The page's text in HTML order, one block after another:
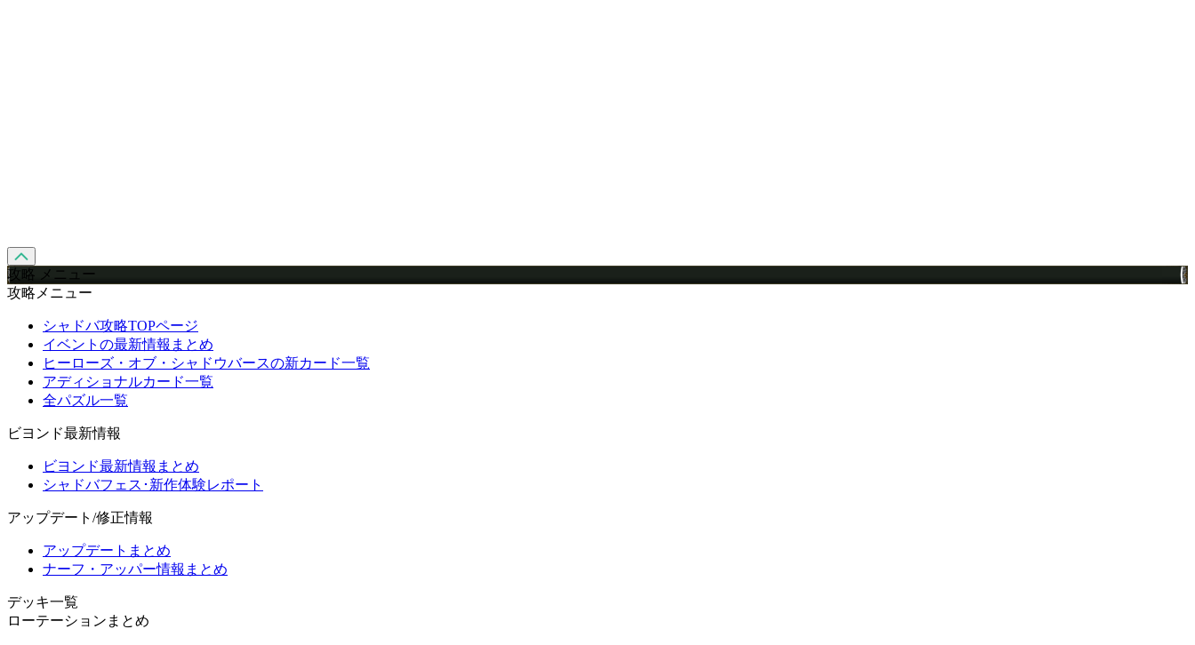
攻略 メニュー
攻略メニュー
シャドバ攻略TOPページ
イベントの最新情報まとめ
ヒーローズ・オブ・シャドウバースの新カード一覧
アディショナルカード一覧
全パズル一覧
ビヨンド最新情報
ビヨンド最新情報まとめ
シャドバフェス･新作体験レポート
アップデート/修正情報
アップデートまとめ
ナーフ・アッパー情報まとめ
デッキ一覧
ローテーションまとめ